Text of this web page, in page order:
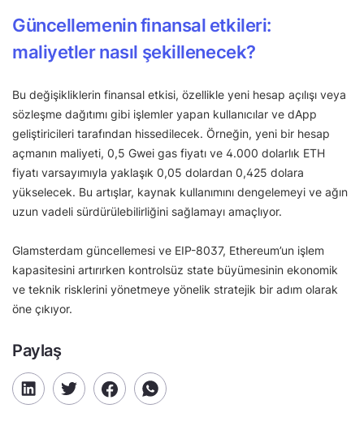
Güncellemenin finansal etkileri:
maliyetler nasıl şekillenecek?
Bu değişikliklerin finansal etkisi, özellikle yeni hesap açılışı veya
sözleşme dağıtımı gibi işlemler yapan kullanıcılar ve dApp
geliştiricileri tarafından hissedilecek. Örneğin, yeni bir hesap
açmanın maliyeti, 0,5 Gwei gas fiyatı ve 4.000 dolarlık ETH
fiyatı varsayımıyla yaklaşık 0,05 dolardan 0,425 dolara
yükselecek. Bu artışlar, kaynak kullanımını dengelemeyi ve ağın
uzun vadeli sürdürülebilirliğini sağlamayı amaçlıyor.
Glamsterdam güncellemesi ve EIP-8037, Ethereum’un işlem
kapasitesini artırırken kontrolsüz state büyümesinin ekonomik
ve teknik risklerini yönetmeye yönelik stratejik bir adım olarak
öne çıkıyor.
Paylaş